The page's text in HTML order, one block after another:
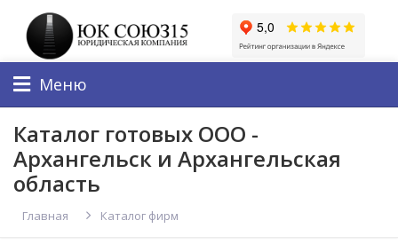
Меню
Каталог готовых OOO -
Архангельск и Архангельская
область
Главная Каталог фирм